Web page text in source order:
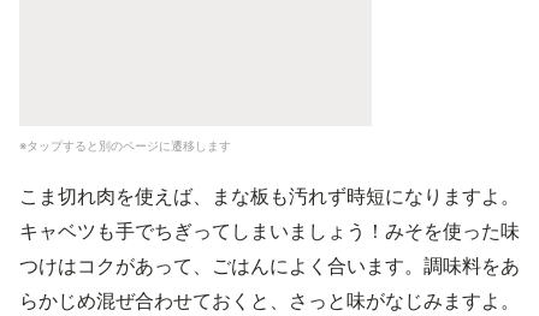
※タップすると別のページに遷移します
こま切れ肉を使えば、まな板も汚れず時短になりますよ。
キャベツも手でちぎってしまいましょう！みそを使った味
つけはコクがあって、ごはんによく合います。調味料をあ
らかじめ混ぜ合わせておくと、さっと味がなじみますよ。